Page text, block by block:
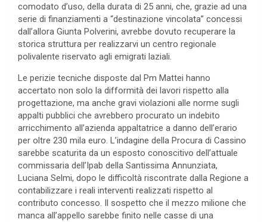
comodato d’uso, della durata di 25 anni, che, grazie ad una
serie di finanziamenti a “destinazione vincolata” concessi
dall’allora Giunta Polverini, avrebbe dovuto recuperare la
storica struttura per realizzarvi un centro regionale
polivalente riservato agli emigrati laziali.
Le perizie tecniche disposte dal Pm Mattei hanno
accertato non solo la difformità dei lavori rispetto alla
progettazione, ma anche gravi violazioni alle norme sugli
appalti pubblici che avrebbero procurato un indebito
arricchimento all’azienda appaltatrice a danno dell’erario
per oltre 230 mila euro. L’indagine della Procura di Cassino
sarebbe scaturita da un esposto conoscitivo dell’attuale
commissaria dell’Ipab della Santissima Annunziata,
Luciana Selmi, dopo le difficoltà riscontrate dalla Regione a
contabilizzare i reali interventi realizzati rispetto al
contributo concesso. Il sospetto che il mezzo milione che
manca all’appello sarebbe finito nelle casse di una